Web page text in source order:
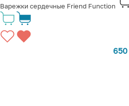
Варежки сердечные Friend Function
650